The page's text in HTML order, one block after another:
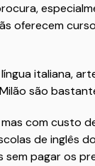
oferecem
italiana,
são
com custo
de inglês
pagar os